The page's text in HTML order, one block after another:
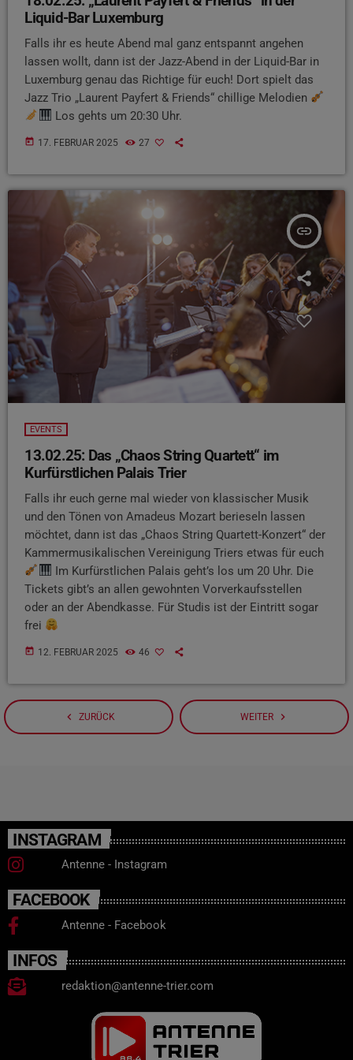
Liquid-Bar Luxemburg
Falls ihr es heute Abend mal ganz entspannt angehen
lassen wollt, dann ist der Jazz-Abend in der Liquid-Bar in
Luxemburg genau das Richtige für euch! Dort spielt das
Jazz Trio „Laurent Payfert & Friends“ chillige Melodien
Los gehts um 20:30 Uhr.
today 17. FEBRUAR 2025 27
insert_link
EVENTS
13.02.25: Das „Chaos String Quartett“ im
Kurfürstlichen Palais Trier
Falls ihr euch gerne mal wieder von klassischer Musik
und den Tönen von Amadeus Mozart berieseln lassen
möchtet, dann ist das „Chaos String Quartett-Konzert“ der
Kammermusikalischen Vereinigung Triers etwas für euch
Im Kurfürstlichen Palais geht’s los um 20 Uhr. Die
Tickets gibt’s an allen gewohnten Vorverkaufsstellen
oder an der Abendkasse. Für Studis ist der Eintritt sogar
frei
today 12. FEBRUAR 2025 46
navigate_before ZURÜCK WEITER navigate_next
INSTAGRAM
Antenne - Instagram
FACEBOOK
Antenne - Facebook
INFOS
redaktion@antenne-trier.com